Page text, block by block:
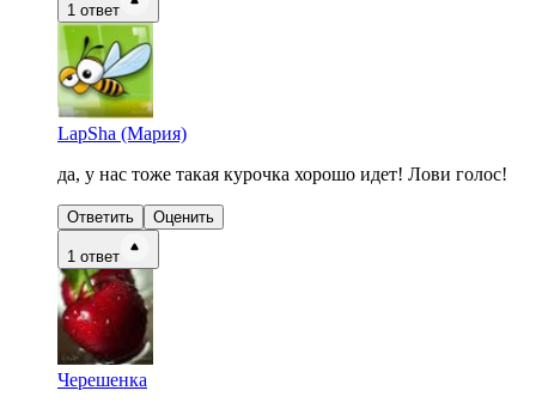
1 ответ
LapSha (Мария)
да, у нас тоже такая курочка хорошо идет! Лови голос!
Ответить Оценить
1 ответ
Черешенка